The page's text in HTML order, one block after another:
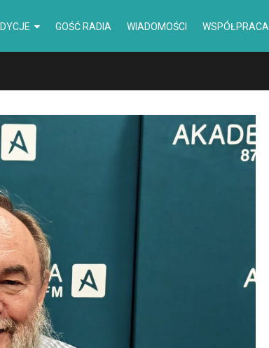
GOŚĆ RADIA WIADOMOŚCI WSPÓŁPRACA